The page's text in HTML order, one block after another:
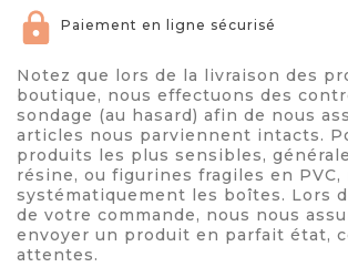
Paiement en ligne sécurisé
Notez que lors de la livraison des
boutique, nous effectuons des
sondage (au hasard) afin de nous
articles nous parviennent intacts.
produits les plus sensibles,
résine, ou figurines fragiles en PVC,
systématiquement les boîtes. Lors
de votre commande, nous nous
envoyer un produit en parfait état,
attentes.